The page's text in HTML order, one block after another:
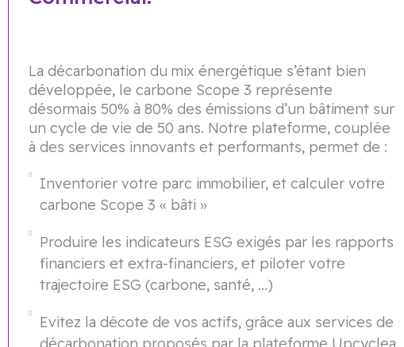
La décarbonation du mix énergétique s’étant bien
développée, le carbone Scope 3 représente
désormais 50% à 80% des émissions d’un bâtiment sur
un cycle de vie de 50 ans. Notre plateforme, couplée
à des services innovants et performants, permet de :
Inventorier votre parc immobilier, et calculer votre
carbone Scope 3 « bâti »
Produire les indicateurs ESG exigés par les rapports
financiers et extra-financiers, et piloter votre
trajectoire ESG (carbone, santé, …)
Evitez la décote de vos actifs, grâce aux services de
décarbonation proposés par la plateforme Upcyclea